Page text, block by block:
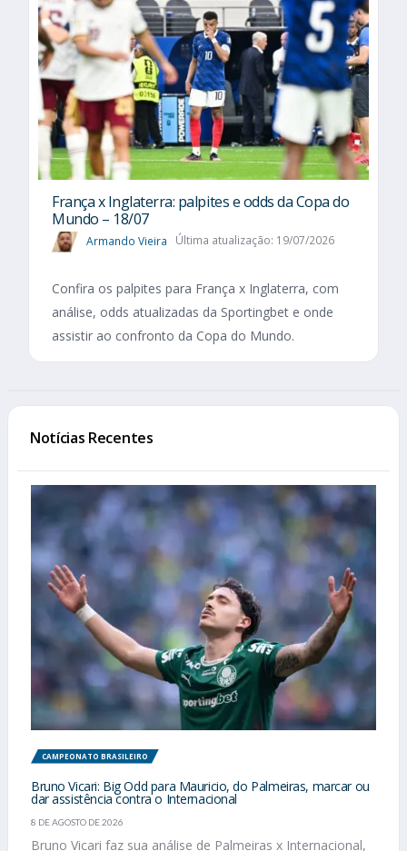
França x Inglaterra: palpites e odds da Copa do
Mundo – 18/07
Armando Vieira Última atualização: 19/07/2026
Confira os palpites para França x Inglaterra, com
análise, odds atualizadas da Sportingbet e onde
assistir ao confronto da Copa do Mundo.
Notícias Recentes
CAMPEONATO BRASILEIRO
Bruno Vicari: Big Odd para Mauricio, do Palmeiras, marcar ou
dar assistência contra o Internacional
8 DE AGOSTO DE 2026
Bruno Vicari faz sua análise de Palmeiras x Internacional,